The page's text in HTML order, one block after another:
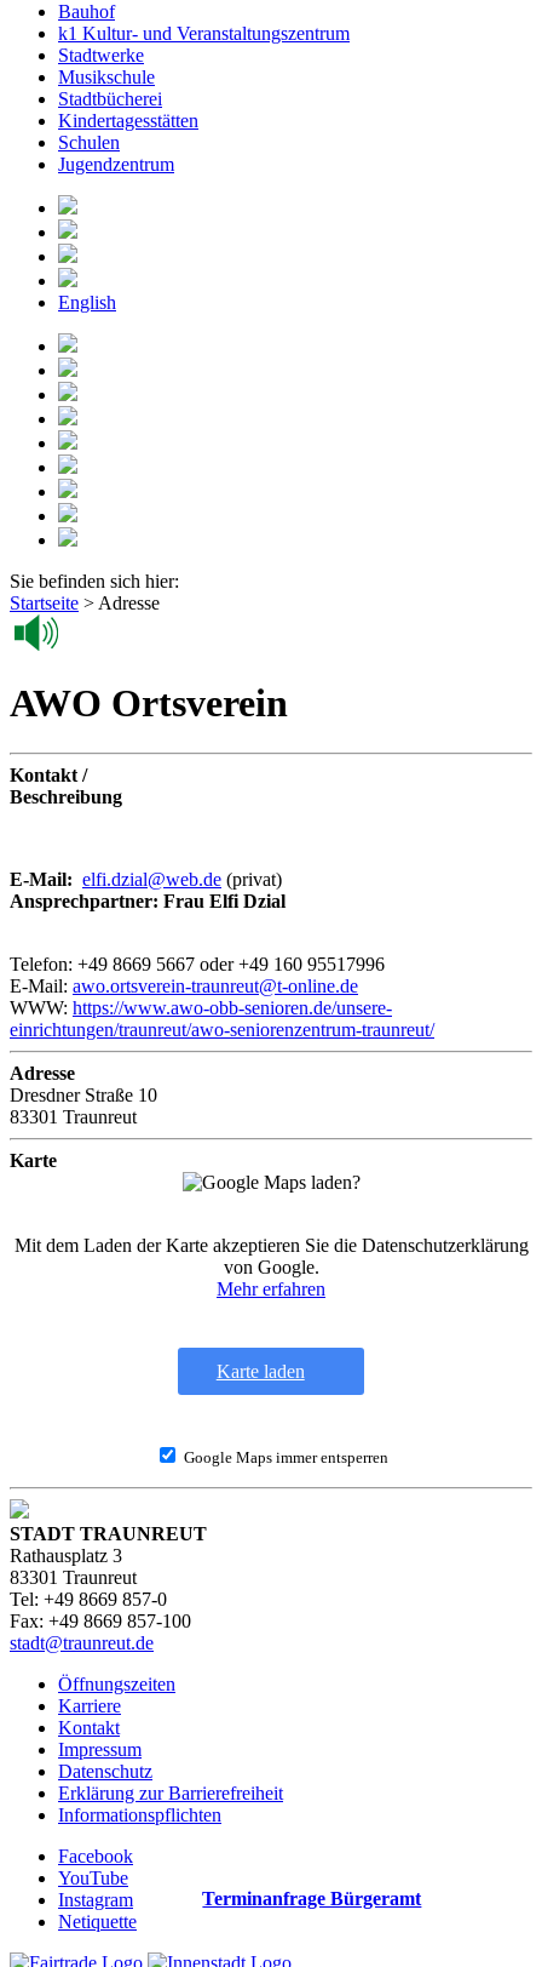
Bauhof
k1 Kultur- und Veranstaltungszentrum
Stadtwerke
Musikschule
Stadtbücherei
Kindertagesstätten
Schulen
Jugendzentrum
English
Sie befinden sich hier:
Startseite > Adresse
AWO Ortsverein
Kontakt /
Beschreibung
E-Mail: elfi.dzial@web.de (privat)
Ansprechpartner: Frau Elfi Dzial
Telefon: +49 8669 5667 oder +49 160 95517996
E-Mail: awo.ortsverein-traunreut@t-online.de
WWW: https://www.awo-obb-senioren.de/unsere-
einrichtungen/traunreut/awo-seniorenzentrum-traunreut/
Adresse
Dresdner Straße 10
83301 Traunreut
Karte
Mit dem Laden der Karte akzeptieren Sie die Datenschutzerklärung
von Google.
Mehr erfahren
Karte laden
Google Maps immer entsperren
STADT TRAUNREUT
Rathausplatz 3
83301 Traunreut
Tel: +49 8669 857-0
Fax: +49 8669 857-100
stadt@traunreut.de
Öffnungszeiten
Karriere
Kontakt
Impressum
Datenschutz
Erklärung zur Barrierefreiheit
Informationspflichten
Facebook
YouTube
Instagram
Netiquette
Terminanfrage Bürgeramt